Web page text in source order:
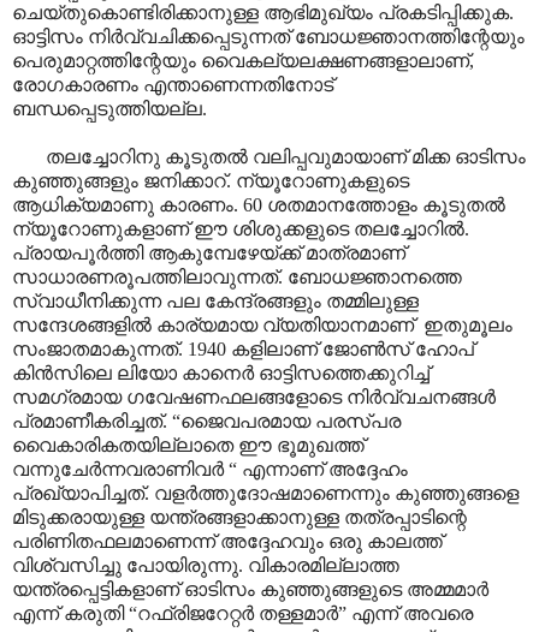
ചെയ്തുകൊണ്ടിരിക്കാനുള്ള ആഭിമുഖ്യം പ്രകടിപ്പിക്കുക.
ഓട്ടിസം നിർവ്വചിക്കപ്പെടുന്നത് ബോധജ്ഞാനത്തിന്റേയും
പെരുമാറ്റത്തിന്റേയും വൈകല്യലക്ഷണങ്ങളാലാണ്,
രോഗകാരണം എന്താണെന്നതിനോട്
ബന്ധപ്പെടുത്തിയല്ല.
തലച്ചോറിനു കൂടുതൽ വലിപ്പവുമായാണ് മിക്ക ഓടിസം
കുഞ്ഞുങ്ങളും ജനിക്കാറ്. ന്യൂറോണുകളുടെ
ആധിക്യമാണു കാരണം. 60 ശതമാനത്തോളം കൂടുതൽ
ന്യൂറോണുകളാണ് ഈ ശിശുക്കളുടെ തലച്ചോറിൽ.
പ്രായപൂർത്തി ആകുമ്പേഴേയ്ക്ക് മാത്രമാണ്
സാധാരണരൂപത്തിലാവുന്നത്. ബോധജ്ഞാനത്തെ
സ്വാധീനിക്കുന്ന പല കേന്ദ്രങ്ങളും തമ്മിലുള്ള
സന്ദേശങ്ങളിൽ കാര്യമായ വ്യതിയാനമാണ് ഇതുമൂലം
സംജാതമാകുന്നത്. 1940 കളിലാണ് ജോൺസ് ഹോപ്
കിൻസിലെ ലിയോ കാനെർ ഓട്ടിസത്തെക്കുറിച്ച്
സമഗ്രമായ ഗവേഷണഫലങ്ങളോടെ നിർവ്വചനങ്ങൾ
പ്രമാണീകരിച്ചത്. “ജൈവപരമായ പരസ്പര
വൈകാരികതയില്ലാതെ ഈ ഭൂമുഖത്ത്
വന്നുചേർന്നവരാണിവർ “ എന്നാണ് അദ്ദേഹം
പ്രഖ്യാപിച്ചത്. വളർത്തുദോഷമാണെന്നും കുഞ്ഞുങ്ങളെ
മിടുക്കരായുള്ള യന്ത്രങ്ങളാക്കാനുള്ള തത്രപ്പാടിന്റെ
പരിണിതഫലമാണെന്ന് അദ്ദേഹവും ഒരു കാലത്ത്
വിശ്വസിച്ചു പോയിരുന്നു. വികാരമില്ലാത്ത
യന്ത്രപ്പെട്ടികളാണ് ഓടിസം കുഞ്ഞുങ്ങളുടെ അമ്മമാർ
എന്ന് കരുതി “റഫ്രിജറേറ്റർ തള്ളമാർ” എന്ന് അവരെ